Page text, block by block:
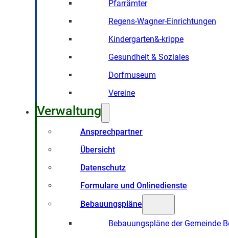
Pfarrämter
Regens-Wagner-Einrichtungen
Kindergarten&-krippe
Gesundheit & Soziales
Dorfmuseum
Vereine
Verwaltung
Ansprechpartner
Übersicht
Datenschutz
Formulare und Onlinedienste
Bebauungspläne
Bebauungspläne der Gemeinde